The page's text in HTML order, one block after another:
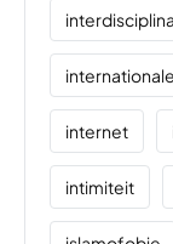
internet
intimiteit